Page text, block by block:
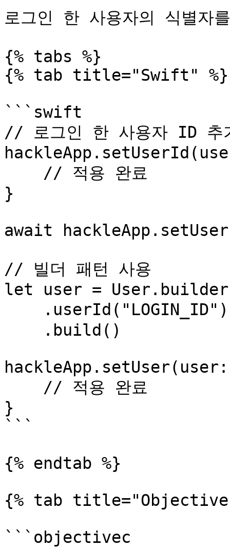
로그인 한 사용자의 식별자
{% tabs %}
{% tab title="Swift" %}
```swift
// 로그인 한 사용자 ID 추
}
await
// 빌더 패턴 사용
let user =
}
```
{% endtab %}
{% tab
```objectivec